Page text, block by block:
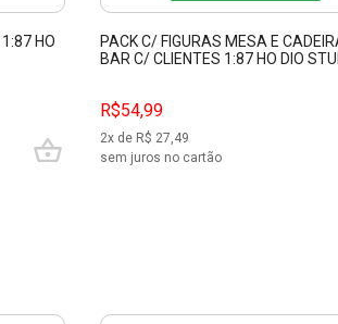
HO
PACK C/ FIGURAS MESA E
BAR C/ CLIENTES 1:87 HO DIO
R$54,99
2x de R$ 27,49
sem juros no cartão